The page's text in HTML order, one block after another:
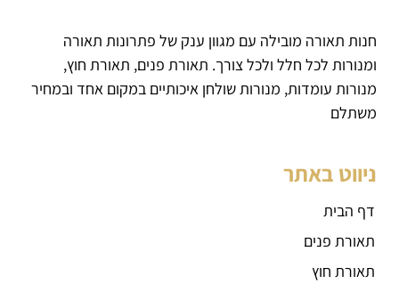
חנות תאורה מובילה עם מגוון ענק של פתרונות תאורה
ומנורות לכל חלל ולכל צורך. תאורת פנים, תאורת חוץ,
מנורות עומדות, מנורות שולחן איכותיים במקום אחד ובמחיר
משתלם
ניווט באתר
דף הבית
תאורת פנים
תאורת חוץ